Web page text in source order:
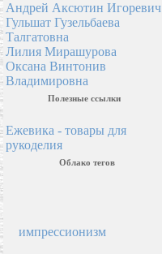
Андрей Аксютин Игоревич
Гульшат Гузельбаева
Талгатовна
Лилия Мирашурова
Оксана Винтонив
Владимировна
Полезные ссылки
Ежевика - товары для
рукоделия
Облако тегов
импрессионизм